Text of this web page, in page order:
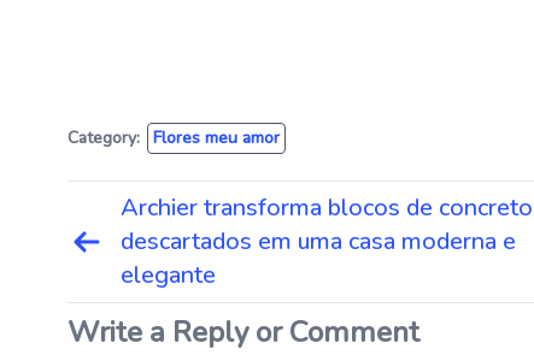
Category: Flores meu amor
Navegação
Post
Archier transforma blocos de concreto
descartados em uma casa moderna e
elegante
Write a Reply or Comment